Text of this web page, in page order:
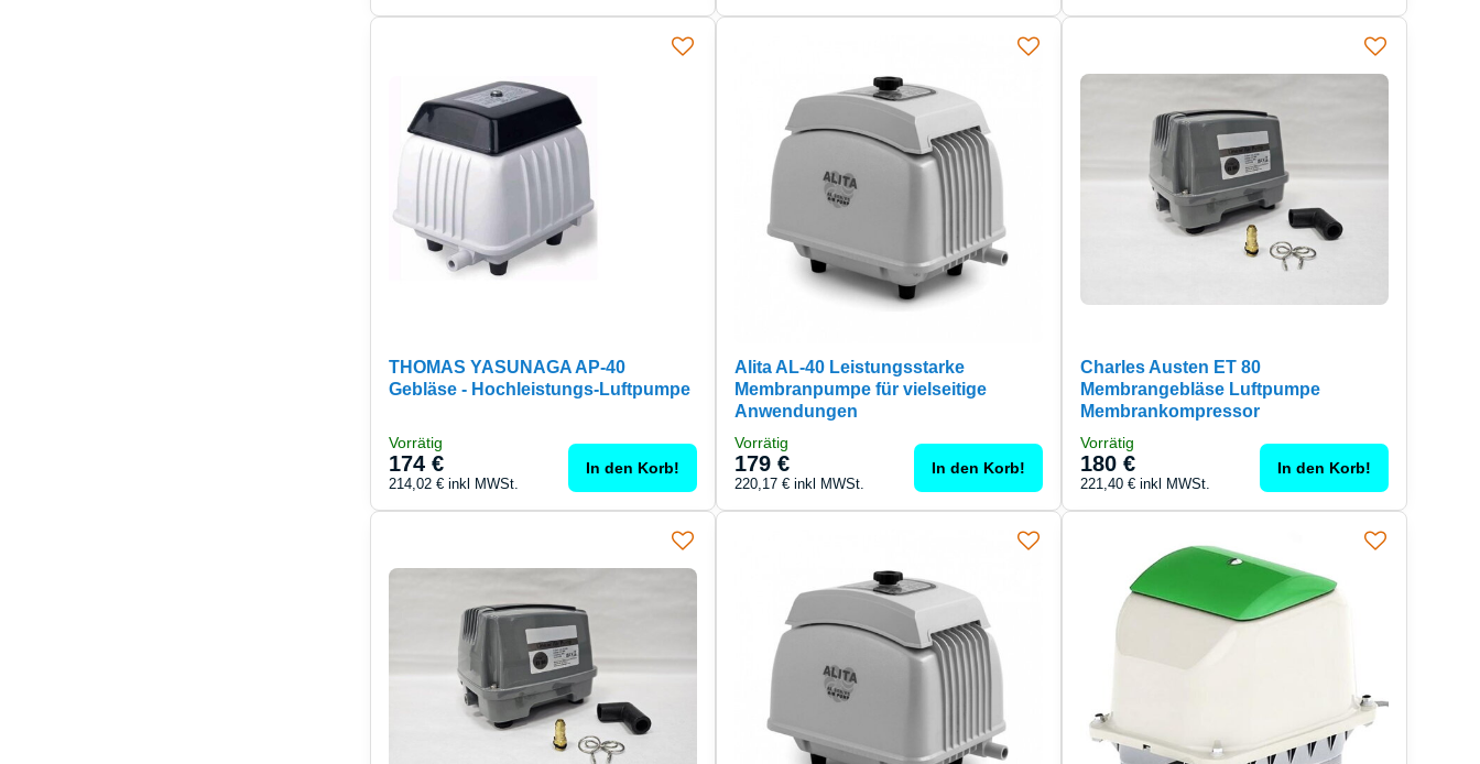
THOMAS YASUNAGA AP-40
Gebläse - Hochleistungs-Luftpumpe
Vorrätig
174 €
214,02 €inkl MWSt.
In den Korb!
Alita AL-40 Leistungsstarke
Membranpumpe für vielseitige
Anwendungen
Vorrätig
179 €
220,17 €inkl MWSt.
In den Korb!
Charles Austen ET 80
Membrangebläse Luftpumpe
Membrankompressor
Vorrätig
180 €
221,40 €inkl MWSt.
In den Korb!